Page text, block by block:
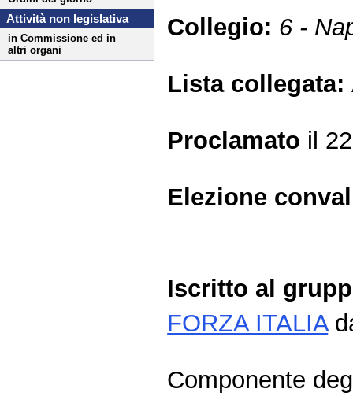
Attività non legislativa
in Commissione ed in
altri organi
Collegio: 6 -
Lista collegata:
Proclamato il
Elezione
Iscritto al
FORZA ITALIA
Componente